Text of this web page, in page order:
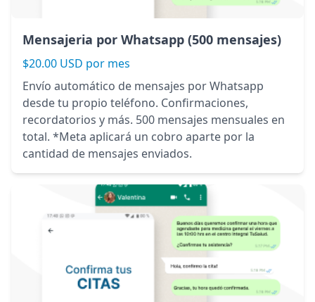
Mensajeria por Whatsapp (500 mensajes)
$20.00 USD por mes
Envío automático de mensajes por Whatsapp
desde tu propio teléfono. Confirmaciones,
recordatorios y más. 500 mensajes mensuales en
total. *Meta aplicará un cobro aparte por la
cantidad de mensajes enviados.